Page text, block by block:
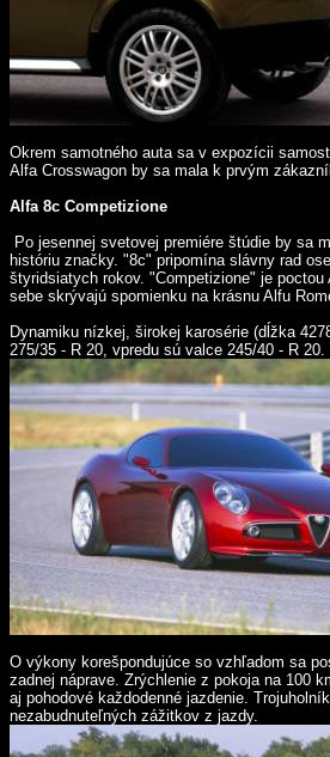
Okrem samotného auta sa v expozícii
Alfa Crosswagon by sa mala k prvým
Alfa 8c Competizione
Po jesennej svetovej premiére štúdie by sa
históriu značky. "8c" pripomína slávny rad
štyridsiatych rokov. "Competizione" je
sebe skrývajú spomienku na krásnu Alfu
Dynamiku nízkej, širokej karosérie (dĺžka
275/35 - R 20, vpredu sú valce 245/40 - R 20.
O výkony korešpondujúce so vzhľadom sa
zadnej náprave. Zrýchlenie z pokoja na 100
aj pohodové každodenné jazdenie.
nezabudnuteľných zážitkov z jazdy.